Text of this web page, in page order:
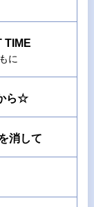
TIME
に
ら☆
消して